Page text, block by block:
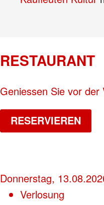
RESTAURANT
Geniessen Sie vor
RESERVIEREN
Donnerstag,
Verlosung